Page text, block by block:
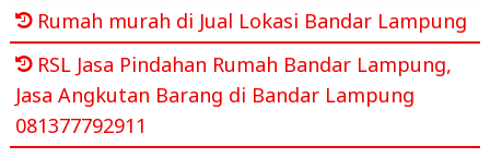
Rumah murah di Jual Lokasi Bandar Lampung
RSL Jasa Pindahan Rumah Bandar Lampung,
Jasa Angkutan Barang di Bandar Lampung
081377792911